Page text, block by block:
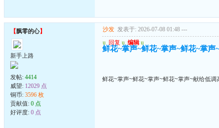
【飘零的心】
新手上路
发帖: 4414
威望: 12029 点
铜币: 3596 枚
贡献值: 0 点
好评度: 0 点
沙发 发表于: 2026-07-08 01:48 ---
u 回复 u 编辑 u
鲜花~掌声~鲜花~掌声~鲜花~掌声
鲜花~掌声~鲜花~掌声~鲜花~掌声~献给低调